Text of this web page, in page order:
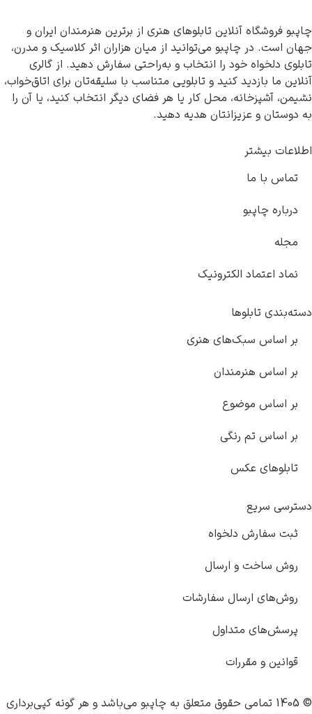
آنلاین تابلوهای هنری از برترین هنرمندان ایران و
در چاپبو می‌توانید از میان هزاران اثر کلاسیک و مدرن،
خود را انتخاب و به‌راحتی سفارش دهید. از گالری
بازدید کنید و تابلویی متناسب با سلیقه‌تان برای اتاق‌خواب،
محل کار یا هر فضای دیگر انتخاب کنید، یا آن را
و عزیزانتان هدیه دهید.
ما
چاپبو
الکترونیک
سبک‌های هنری
هنرمندان
موضوع
تم رنگی
عکس
دلخواه
و ارسال
ارسال سفارشات
متداول
و مقررات
چاپبو می‌باشد و هر گونه کپی‌برداری